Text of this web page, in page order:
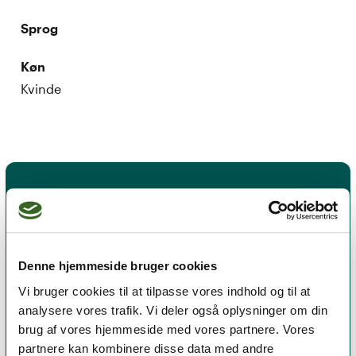
Denne hjemmeside bruger cookies
Vi bruger cookies til at tilpasse vores indhold og til at
analysere vores trafik. Vi deler også oplysninger om din
brug af vores hjemmeside med vores partnere. Vores
partnere kan kombinere disse data med andre
Sprog
Køn
Kvinde
Et medlemskab af Dansk Psykoterapeutforening